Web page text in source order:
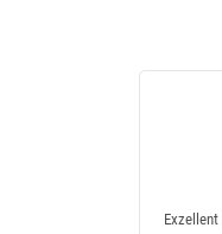
Exzellent